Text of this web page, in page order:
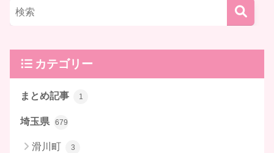
カテゴリー
まとめ記事 1
埼玉県 679
滑川町 3